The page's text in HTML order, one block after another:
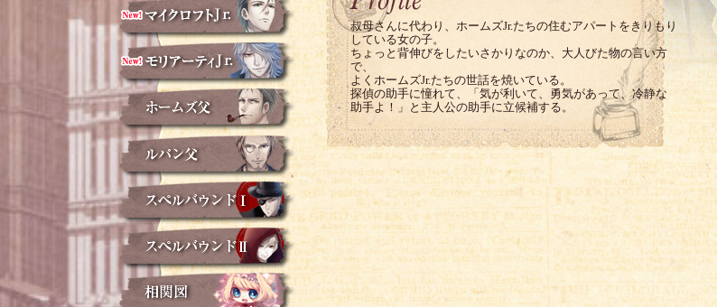
叔母さんに代わり、ホームズJr.たちの住むアパートをきりもり
している女の子。
ちょっと背伸びをしたいさかりなのか、大人びた物の言い方
で、
よくホームズJr.たちの世話を焼いている。
探偵の助手に憧れて、「気が利いて、勇気があって、冷静な
助手よ！」と主人公の助手に立候補する。